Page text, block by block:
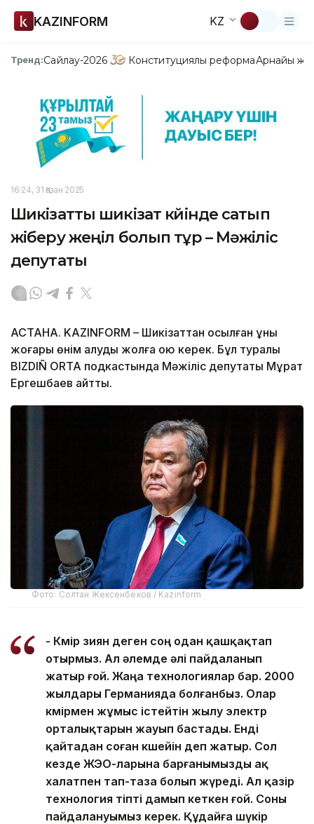
KAZINFORM KZ
Тренд:Сайлау-2026 Конституциялық реформаАрнайы
16:24, 31 Қазан 2025
Шикізатты шикізат күйінде сатып
жіберу жеңіл болып тұр – Мәжіліс
депутаты
АСТАНА. KAZINFORM – Шикізаттан қосылған құны
жоғары өнім алуды жолға қою керек. Бұл туралы
BIZDIÑ ORTA подкастында Мәжіліс депутаты Мұрат
Ергешбаев айтты.
Фото: Солтан Жексенбеков / Kazinform
- Көмір зиян деген соң одан қашқақтап
отырмыз. Ал әлемде әлі пайдаланып
жатыр ғой. Жаңа технологиялар бар. 2000
жылдары Германияда болғанбыз. Олар
көмірмен жұмыс істейтін жылу электр
орталықтарын жауып бастады. Енді
қайтадан соған көшейін деп жатыр. Сол
кезде ЖЭО-ларына барғанымызды ақ
халатпен тап-таза болып жүреді. Ал қазір
технология тіпті дамып кеткен ғой. Соны
пайдалануымыз керек. Құдайға шүкір